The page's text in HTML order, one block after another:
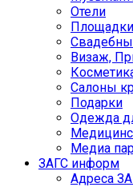
Отели
Визаж,
Салоны
Подарки
Одежда
Медиа
ЗАГС информ
Адреса